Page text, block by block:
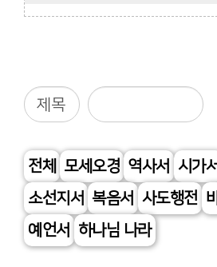
전체 모세오경 역사서 시가서
소선지서 복음서 사도행전
예언서
하나님 나라